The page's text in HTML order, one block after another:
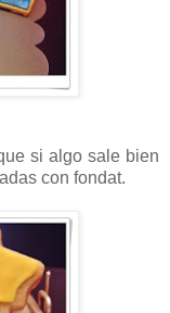
si algo sale bien
con fondat.